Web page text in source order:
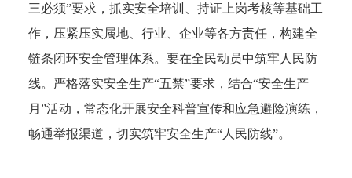
三必须”要求，抓实安全培训、持证上岗考核等基础工
作，压紧压实属地、行业、企业等各方责任，构建全
链条闭环安全管理体系。要在全民动员中筑牢人民防
线。严格落实安全生产“五禁”要求，结合“安全生产
月”活动，常态化开展安全科普宣传和应急避险演练，
畅通举报渠道，切实筑牢安全生产“人民防线”。